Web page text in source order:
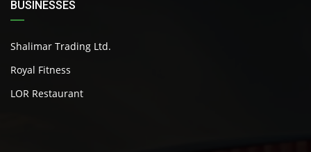
BUSINESSES
Shalimar Trading Ltd.
Royal Fitness
LOR Restaurant